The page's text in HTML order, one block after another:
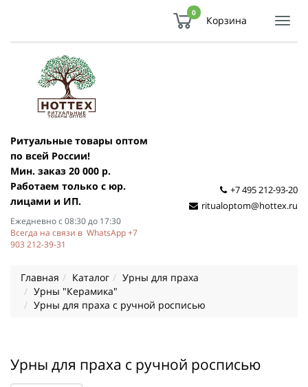
0
Корзина
Ритуальные товары оптом
по всей России!
Мин. заказ 20 000 р.
Работаем только с юр.
лицами и ИП.
Ежедневно с 08:30 до 17:30
Всегда на связи в WhatsApp +7
903 212-39-31
+7 495 212-93-20
ritualoptom@hottex.ru
Главная Каталог
Урны для праха
Урны "Керамика"
Урны для праха с ручной росписью
Урны для праха с ручной росписью